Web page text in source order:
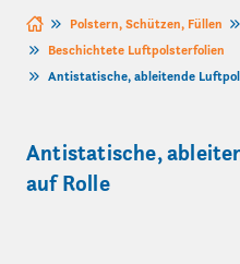
Polstern, Schützen, Füllen
Beschichtete Luftpolsterfolien
Antistatische, ableitende
Antistatische,
auf Rolle